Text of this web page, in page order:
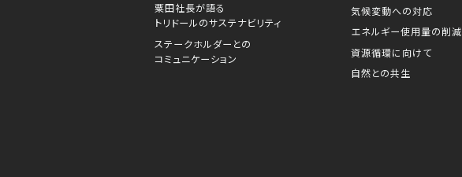
粟田社長が語る
トリドールのサステナビリティ
ステークホルダーとの
コミュニケーション
気候変動への対応
エネルギー使用量の削減
資源循環に向けて
自然との共生